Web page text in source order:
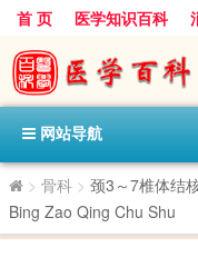
首 页 医学知识百科
心血管病科
呼吸科
内分泌科
口腔科
网站导航
> 骨科 > 颈3～7椎体结
Bing Zao Qing Chu Shu